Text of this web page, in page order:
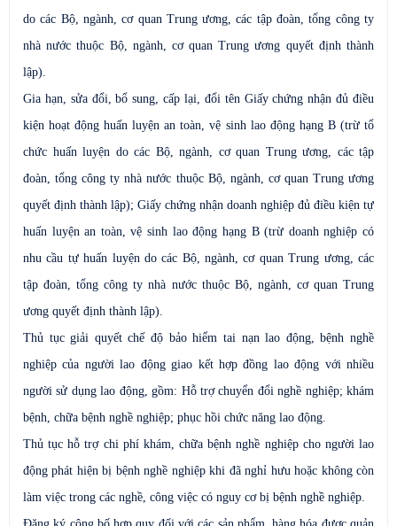
do các Bộ, ngành, cơ quan Trung ương, các tập đoàn, tổng công ty
nhà nước thuộc Bộ, ngành, cơ quan Trung ương quyết định thành
lập).
Gia hạn, sửa đổi, bổ sung, cấp lại, đổi tên Giấy chứng nhận đủ điều
kiện hoạt động huấn luyện an toàn, vệ sinh lao động hạng B (trừ tổ
chức huấn luyện do các Bộ, ngành, cơ quan Trung ương, các tập
đoàn, tổng công ty nhà nước thuộc Bộ, ngành, cơ quan Trung ương
quyết định thành lập); Giấy chứng nhận doanh nghiệp đủ điều kiện tự
huấn luyện an toàn, vệ sinh lao động hạng B (trừ doanh nghiệp có
nhu cầu tự huấn luyện do các Bộ, ngành, cơ quan Trung ương, các
tập đoàn, tổng công ty nhà nước thuộc Bộ, ngành, cơ quan Trung
ương quyết định thành lập).
Thủ tục giải quyết chế độ bảo hiểm tai nạn lao động, bệnh nghề
nghiệp của người lao động giao kết hợp đồng lao động với nhiều
người sử dụng lao động, gồm: Hỗ trợ chuyển đổi nghề nghiệp; khám
bệnh, chữa bệnh nghề nghiệp; phục hồi chức năng lao động.
Thủ tục hỗ trợ chi phí khám, chữa bệnh nghề nghiệp cho người lao
động phát hiện bị bệnh nghề nghiệp khi đã nghỉ hưu hoặc không còn
làm việc trong các nghề, công việc có nguy cơ bị bệnh nghề nghiệp.